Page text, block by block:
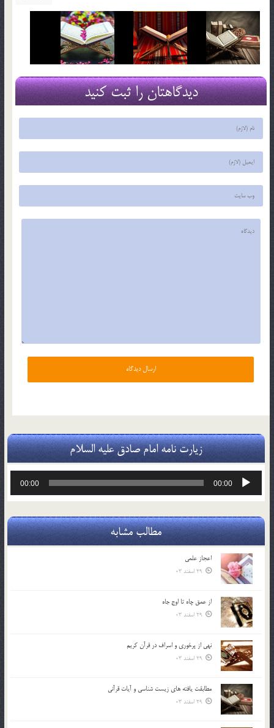
دیدگاهتان را ثبت کنید
زیارت نامه امام صادق علیه السلام
پخش‌کننده
00:00
00:00
مطالب مشابه
اعجاز علمی
29 اسفند 03
از عمق چاه تا اوج جاه
29 اسفند 03
نهي از پرخوري و اسراف در قرآن کريم
29 اسفند 03
مطابقت یافته های زیست شناسی و آیات قرآنی
29 اسفند 03